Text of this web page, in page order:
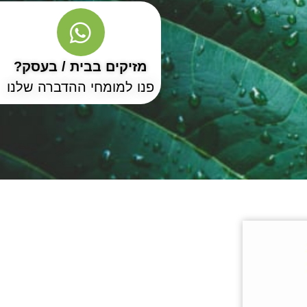
מזיקים בבית / בעסק?
פנו למומחי ההדברה שלנו